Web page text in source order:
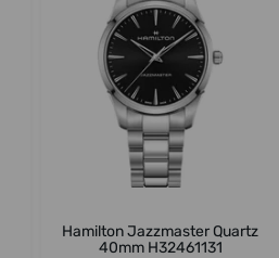
Hamilton Jazzmaster Quartz
40mm H32461131